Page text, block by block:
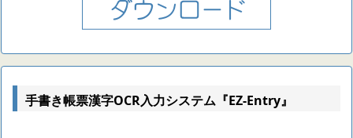
手書き帳票漢字OCR入力システム『EZ-Entry』